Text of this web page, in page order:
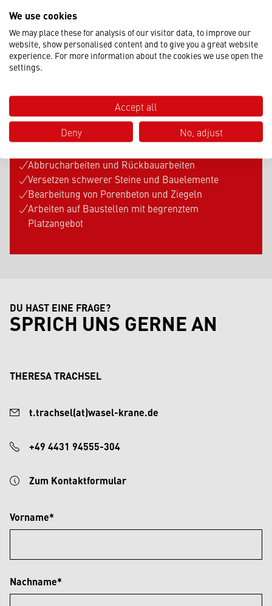
WAS SIND TYPISCHE
EINSATZGEBIETE
UNSERER BAUGERÄTE?
Hochbau und Rohbauarbeiten
Abbrucharbeiten und Rückbauarbeiten
Versetzen schwerer Steine und Bauelemente
Bearbeitung von Porenbeton und Ziegeln
Arbeiten auf Baustellen mit begrenztem
Platzangebot
DU HAST EINE FRAGE?
SPRICH UNS GERNE AN
THERESA TRACHSEL
t.trachsel(at)wasel-krane.de
+49 4431 94555-304
Zum Kontaktformular
Vorname*
Nachname*
We use cookies
We may place these for analysis of our visitor data, to improve our
website, show personalised content and to give you a great website
experience. For more information about the cookies we use open the
settings.
Accept all
Deny
No, adjust